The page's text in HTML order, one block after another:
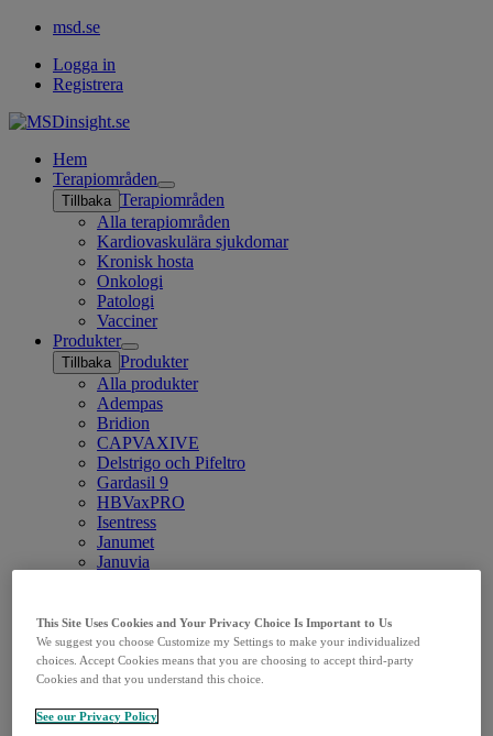
msd.se
Logga in
Registrera
Hem
Terapiområden
Open
submenu
Tillbaka Terapiområden
Alla terapiområden
Kardiovaskulära sjukdomar
Kronisk hosta
Onkologi
Patologi
Vacciner
Produkter
Open
submenu
Tillbaka Produkter
Alla produkter
Adempas
Bridion
CAPVAXIVE
Delstrigo och Pifeltro
Gardasil 9
HBVaxPRO
Isentress
Janumet
Januvia
M-M-RvaxPro
Noxafil
Pneumovax
PREVYMIS®
RotaTeq
This Site Uses Cookies and Your Privacy Choice Is Important to Us
We suggest you choose Customize my Settings to make your individualized
choices. Accept Cookies means that you are choosing to accept third-party
Cookies and that you understand this choice.
See our Privacy Policy